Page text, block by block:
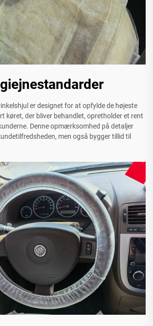
er designet for at opfylde de højeste
køret, der bliver behandlet, opretholder et rent
Denne opmærksomhed på detaljer
men også bygger tillid til